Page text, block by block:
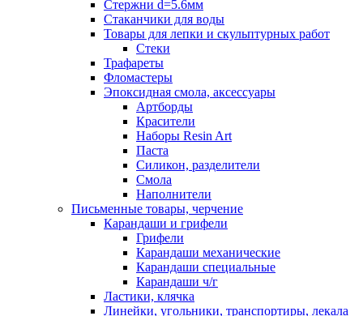
Стержни d=5.6мм
Стаканчики для воды
Товары для лепки и скульптурных работ
Стеки
Трафареты
Фломастеры
Эпоксидная смола, аксессуары
Артборды
Красители
Наборы Resin Art
Паста
Силикон, разделители
Смола
Наполнители
Письменные товары, черчение
Карандаши и грифели
Грифели
Карандаши механические
Карандаши специальные
Карандаши ч/г
Ластики, клячка
Линейки, угольники, транспортиры, лекала